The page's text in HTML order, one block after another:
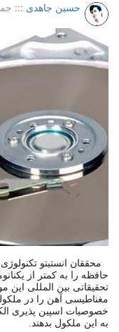
حسین جاهدی ::: جمعه
حافظه را به کمتر از
تحقیقاتی بین المللی این
خصوصیات اسپین پذیری
به این ملکول بدهند.